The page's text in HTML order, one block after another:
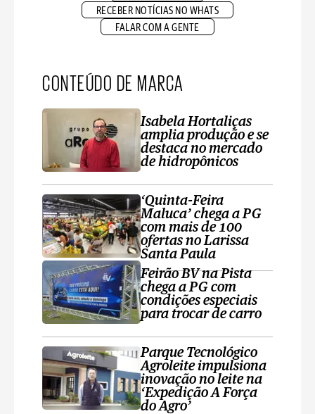
RECEBER NOTÍCIAS NO WHATS
FALAR COM A GENTE
CONTEÚDO DE MARCA
Isabela Hortaliças
amplia produção e se
destaca no mercado
de hidropônicos
‘Quinta-Feira
Maluca’ chega a PG
com mais de 100
ofertas no Larissa
Santa Paula
Feirão BV na Pista
chega a PG com
condições especiais
para trocar de carro
Parque Tecnológico
Agroleite impulsiona
inovação no leite na
‘Expedição A Força
do Agro’